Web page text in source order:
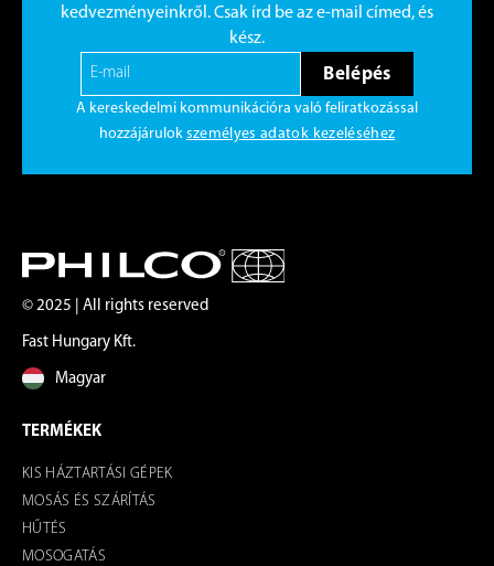
kedvezményeinkről. Csak írd be az e-mail címed, és
kész.
Belépés
A kereskedelmi kommunikációra való feliratkozással
hozzájárulok személyes adatok kezeléséhez
© 2025 | All rights reserved
Fast Hungary Kft.
Magyar
TERMÉKEK
KIS HÁZTARTÁSI GÉPEK
MOSÁS ÉS SZÁRÍTÁS
HŰTÉS
MOSOGATÁS